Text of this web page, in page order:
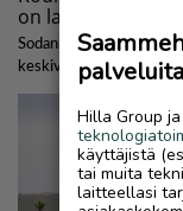
Hilla Group
käyttäjistä
tai muita
laitteellasi